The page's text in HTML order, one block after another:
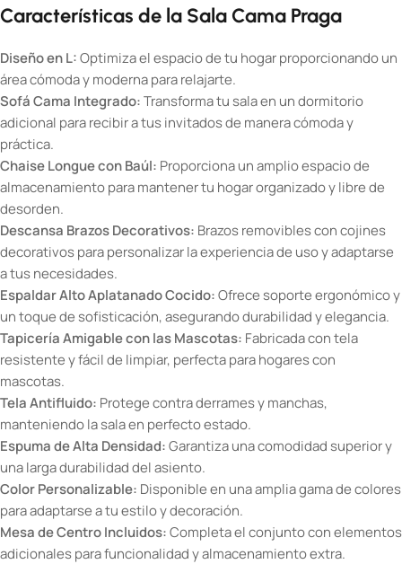
Características de la Sala Cama Praga
Diseño en L:Optimiza el espacio de tu hogar proporcionando un
área cómoda y moderna para relajarte.
Sofá Cama Integrado:Transforma tu sala en un dormitorio
adicional para recibir a tus invitados de manera cómoda y
práctica.
Chaise Longue con Baúl: Proporciona un amplio espacio de
almacenamiento para mantener tu hogar organizado y libre de
desorden.
Descansa Brazos Decorativos: Brazos removibles con cojines
decorativos para personalizar la experiencia de uso y adaptarse
a tus necesidades.
Espaldar Alto Aplatanado Cocido:Ofrece soporte ergonómico y
un toque de sofisticación, asegurando durabilidad y elegancia.
Tapicería Amigable con las Mascotas: Fabricada con tela
resistente y fácil de limpiar, perfecta para hogares con
mascotas.
Tela Antifluido: Protege contra derrames y manchas,
manteniendo la sala en perfecto estado.
Espuma de Alta Densidad:Garantiza una comodidad superior y
una larga durabilidad del asiento.
Color Personalizable: Disponible en una amplia gama de colores
para adaptarse a tu estilo y decoración.
Mesa de Centro Incluidos:Completa el conjunto con elementos
adicionales para funcionalidad y almacenamiento extra.